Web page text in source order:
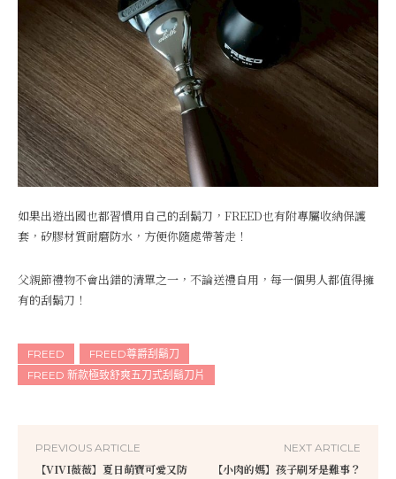
如果出遊出國也都習慣用自己的刮鬍刀，FREED也有附專屬收納保護
套，矽膠材質耐磨防水，方便你隨處帶著走！
父親節禮物不會出錯的清單之一，不論送禮自用，每一個男人都值得擁
有的刮鬍刀！
FREED
FREED尊爵刮鬍刀
FREED 新款極致舒爽五刀式刮鬍刀片
PREVIOUS ARTICLE
【VIVI薇薇】夏日萌寶可愛又防
NEXT ARTICLE
【小肉的媽】孩子刷牙是難事？